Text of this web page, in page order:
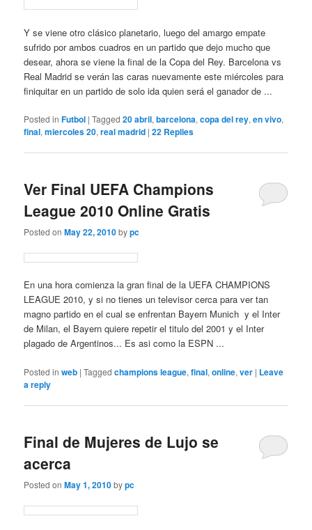
Y se viene otro clásico planetario, luego del amargo empate
sufrido por ambos cuadros en un partido que dejo mucho que
desear, ahora se viene la final de la Copa del Rey. Barcelona vs
Real Madrid se verán las caras nuevamente este miércoles para
finiquitar en un partido de solo ida quien será el ganador de ...
Posted in Futbol |Tagged 20 abril,barcelona,copa del rey,en vivo,
final,miercoles 20,real madrid |22 Replies
Ver Final UEFA Champions
League 2010 Online Gratis
Posted onMay 22, 2010bypc
En una hora comienza la gran final de la UEFA CHAMPIONS
LEAGUE 2010, y si no tienes un televisor cerca para ver tan
magno partido en el cual se enfrentan Bayern Munich y el Inter
de Milan, el Bayern quiere repetir el titulo del 2001 y el Inter
plagado de Argentinos... Es asi como la ESPN ...
Posted in web |Tagged champions league,final,online,ver | Leave
a reply
Final de Mujeres de Lujo se
acerca
Posted onMay 1, 2010bypc